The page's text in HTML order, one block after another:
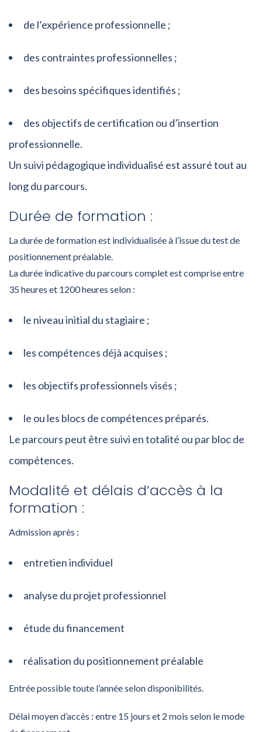
de l’expérience professionnelle ;
des contraintes professionnelles ;
des besoins spécifiques identifiés ;
des objectifs de certification ou d’insertion
professionnelle.
Un suivi pédagogique individualisé est assuré tout au
long du parcours.
Durée de formation :
La durée de formation est individualisée à l’issue du test de
positionnement préalable.
La durée indicative du parcours complet est comprise entre
35 heures et 1200 heures selon :
le niveau initial du stagiaire ;
les compétences déjà acquises ;
les objectifs professionnels visés ;
le ou les blocs de compétences préparés.
Le parcours peut être suivi en totalité ou par bloc de
compétences.
Modalité et délais d’accès à la
formation :
Admission après :
entretien individuel
analyse du projet professionnel
étude du financement
réalisation du positionnement préalable
Entrée possible toute l’année selon disponibilités.
Délai moyen d’accès : entre 15 jours et 2 mois selon le mode